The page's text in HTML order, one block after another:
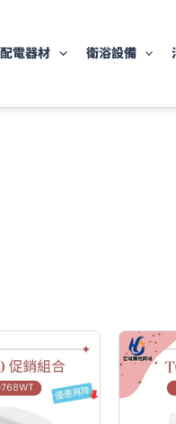
配電器材 衛浴設備
。
目
前
價
格：
NT$66,000。